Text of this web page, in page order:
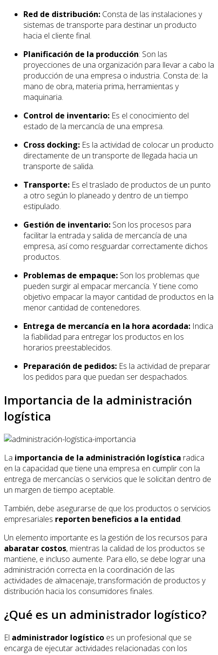
Red de distribución: Consta de las instalaciones y
sistemas de transporte para destinar un producto
hacia el cliente final.
Planificación de la producción: Son las
proyecciones de una organización para llevar a cabo la
producción de una empresa o industria. Consta de: la
mano de obra, materia prima, herramientas y
maquinaria.
Control de inventario: Es el conocimiento del
estado de la mercancía de una empresa.
Cross docking: Es la actividad de colocar un producto
directamente de un transporte de llegada hacia un
transporte de salida.
Transporte: Es el traslado de productos de un punto
a otro según lo planeado y dentro de un tiempo
estipulado.
Gestión de inventario: Son los procesos para
facilitar la entrada y salida de mercancía de una
empresa, así como resguardar correctamente dichos
productos.
Problemas de empaque: Son los problemas que
pueden surgir al empacar mercancía. Y tiene como
objetivo empacar la mayor cantidad de productos en la
menor cantidad de contenedores.
Entrega de mercancía en la hora acordada: Indica
la fiabilidad para entregar los productos en los
horarios preestablecidos.
Preparación de pedidos: Es la actividad de preparar
los pedidos para que puedan ser despachados.
Importancia de la administración
logística
La importancia de la administración logística radica
en la capacidad que tiene una empresa en cumplir con la
entrega de mercancías o servicios que le solicitan dentro de
un margen de tiempo aceptable.
También, debe asegurarse de que los productos o servicios
empresariales reporten beneficios a la entidad.
Un elemento importante es la gestión de los recursos para
abaratar costos, mientras la calidad de los productos se
mantiene, e incluso aumente. Para ello, se debe lograr una
administración correcta en la coordinación de las
actividades de almacenaje, transformación de productos y
distribución hacia los consumidores finales.
¿Qué es un administrador logístico?
El administrador logístico es un profesional que se
encarga de ejecutar actividades relacionadas con los